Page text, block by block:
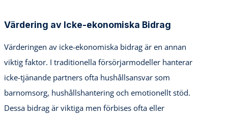
Värdering av Icke-ekonomiska Bidrag
Värderingen av icke-ekonomiska bidrag är en annan
viktig faktor. I traditionella försörjarmodeller hanterar
icke-tjänande partners ofta hushållsansvar som
barnomsorg, hushållshantering och emotionellt stöd.
Dessa bidrag är viktiga men förbises ofta eller